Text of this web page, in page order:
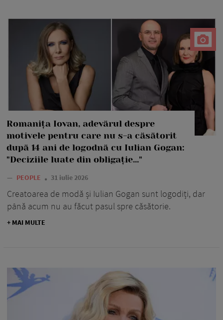
Romanița Iovan, adevărul despre
motivele pentru care nu s-a căsătorit
după 14 ani de logodnă cu Iulian Gogan:
"Deciziile luate din obligație..."
— PEOPLE 31 iulie 2026
Creatoarea de modă și Iulian Gogan sunt logodiți, dar
până acum nu au făcut pasul spre căsătorie.
+ MAI MULTE